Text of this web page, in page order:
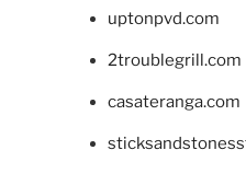
uptonpvd.com
2troublegrill.com
casateranga.com